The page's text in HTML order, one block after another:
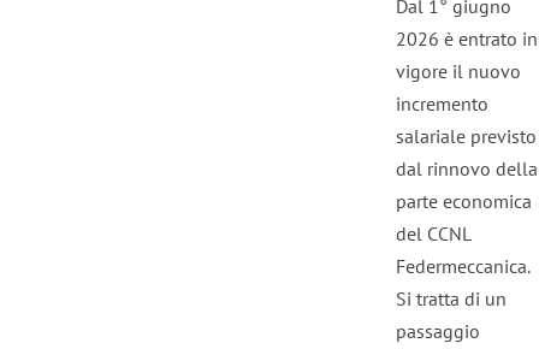
di giugno
2026
Dal 1° giugno
2026 è entrato in
vigore il nuovo
incremento
salariale previsto
dal rinnovo della
parte economica
del CCNL
Federmeccanica.
Si tratta di un
passaggio